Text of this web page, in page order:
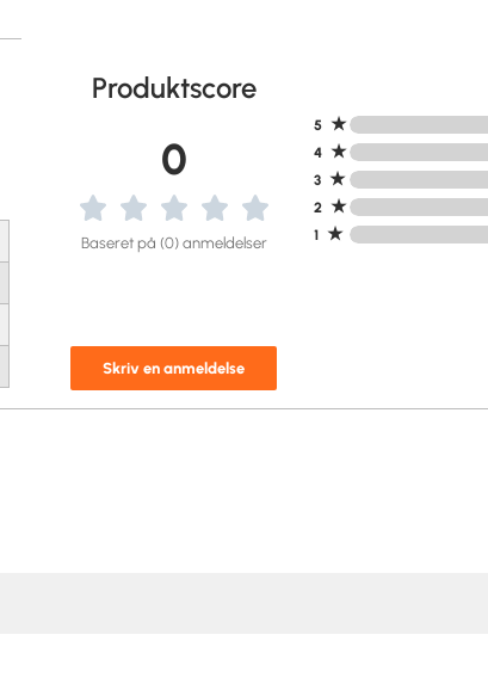
Produktscore
0
Baseret på (0) anmeldelser
Skriv en anmeldelse
5 ★
4 ★
3 ★
2 ★
1 ★